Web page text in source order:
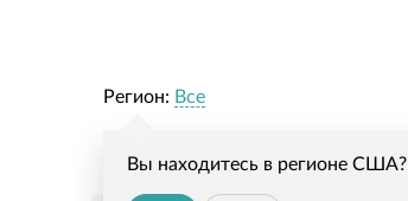
Регион: Все
Вы находитесь в регионе США?